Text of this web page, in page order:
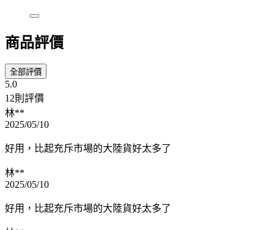
商品評價
全部評價
5.0
12則評價
林**
2025/05/10
好用，比起充斥市場的大陸貨好太多了
林**
2025/05/10
好用，比起充斥市場的大陸貨好太多了